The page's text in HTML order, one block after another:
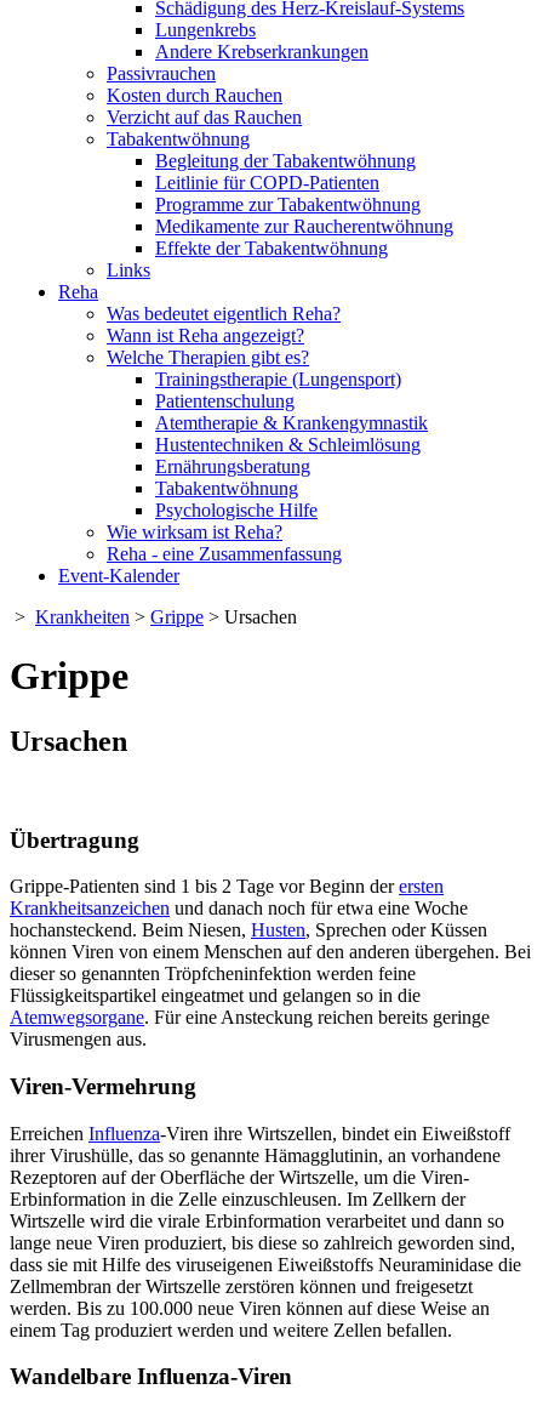
Schädigung des Herz-Kreislauf-Systems
Lungenkrebs
Andere Krebserkrankungen
Passivrauchen
Kosten durch Rauchen
Verzicht auf das Rauchen
Tabakentwöhnung
Begleitung der Tabakentwöhnung
Leitlinie für COPD-Patienten
Programme zur Tabakentwöhnung
Medikamente zur Raucherentwöhnung
Effekte der Tabakentwöhnung
Links
Reha
Was bedeutet eigentlich Reha?
Wann ist Reha angezeigt?
Welche Therapien gibt es?
Trainingstherapie (Lungensport)
Patientenschulung
Atemtherapie & Krankengymnastik
Hustentechniken & Schleimlösung
Ernährungsberatung
Tabakentwöhnung
Psychologische Hilfe
Wie wirksam ist Reha?
Reha - eine Zusammenfassung
Event-Kalender
> Krankheiten > Grippe > Ursachen
Grippe
Ursachen
Übertragung
Grippe-Patienten sind 1 bis 2 Tage vor Beginn derersten
Krankheitsanzeichen und danach noch für etwa eine Woche
hochansteckend. Beim Niesen, Husten, Sprechen oder Küssen
können Viren von einem Menschen auf den anderen übergehen. Bei
dieser so genannten Tröpfcheninfektion werden feine
Flüssigkeitspartikel eingeatmet und gelangen so in die
Atemwegsorgane. Für eine Ansteckung reichen bereits geringe
Virusmengen aus.
Viren-Vermehrung
Erreichen Influenza-Viren ihre Wirtszellen, bindet ein Eiweißstoff
ihrer Virushülle, das so genannte Hämagglutinin, an vorhandene
Rezeptoren auf der Oberfläche der Wirtszelle, um die Viren-
Erbinformation in die Zelle einzuschleusen. Im Zellkern der
Wirtszelle wird die virale Erbinformation verarbeitet und dann so
lange neue Viren produziert, bis diese so zahlreich geworden sind,
dass sie mit Hilfe des viruseigenen Eiweißstoffs Neuraminidase die
Zellmembran der Wirtszelle zerstören können und freigesetzt
werden. Bis zu 100.000 neue Viren können auf diese Weise an
einem Tag produziert werden und weitere Zellen befallen.
Wandelbare Influenza-Viren